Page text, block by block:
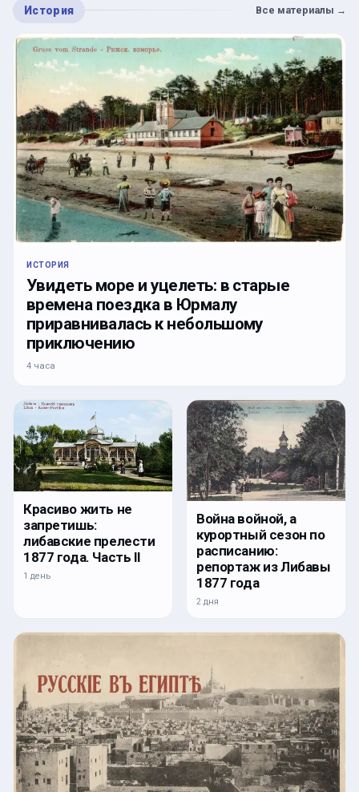
История Все материалы →
ИСТОРИЯ
Увидеть море и уцелеть: в старые
времена поездка в Юрмалу
приравнивалась к небольшому
приключению
4 часа
Красиво жить не
запретишь:
либавские прелести
1877 года. Часть II
1 день
Война войной, а
курортный сезон по
расписанию:
репортаж из Либавы
1877 года
2 дня